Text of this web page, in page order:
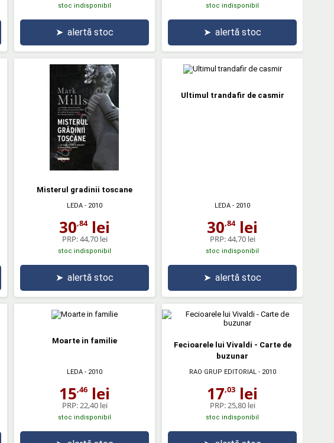
stoc indisponibil
➤ alertă stoc
stoc indisponibil
➤ alertă stoc
Misterul gradinii toscane
LEDA - 2010
30,84lei
PRP:44,70 lei
stoc indisponibil
➤ alertă stoc
Ultimul trandafir de casmir
LEDA - 2010
30,84lei
PRP:44,70 lei
stoc indisponibil
➤ alertă stoc
Moarte in familie
LEDA - 2010
15,46 lei
PRP: 22,40 lei
stoc indisponibil
Fecioarele lui Vivaldi - Carte de
buzunar
RAO GRUP EDITORIAL - 2010
17,03 lei
PRP: 25,80 lei
stoc indisponibil